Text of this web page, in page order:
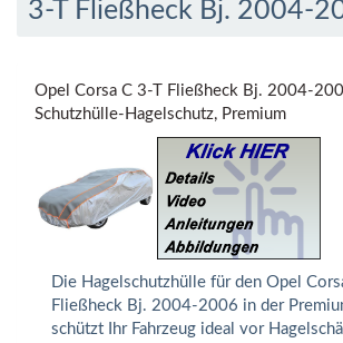
3-T Fließheck Bj. 2004-
Opel Corsa C 3-T Fließheck Bj. 2004-
Schutzhülle-Hagelschutz, Premium
Die Hagelschutzhülle für den Opel
Fließheck Bj. 2004-2006 in der
schützt Ihr Fahrzeug ideal vor